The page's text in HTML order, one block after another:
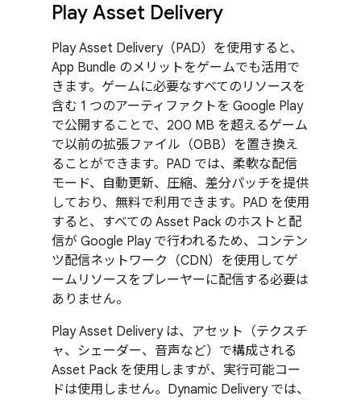
Play Asset Delivery
Play Asset Delivery（PAD）を使用すると、
App Bundle のメリットをゲームでも活用で
きます。ゲームに必要なすべてのリソースを
含む 1 つのアーティファクトを Google Play
で公開することで、200 MB を超えるゲーム
で以前の拡張ファイル（OBB）を置き換え
ることができます。PAD では、柔軟な配信
モード、自動更新、圧縮、差分パッチを提供
しており、無料で利用できます。PAD を使用
すると、すべての Asset Pack のホストと配
信が Google Play で行われるため、コンテン
ツ配信ネットワーク（CDN）を使用してゲ
ームリソースをプレーヤーに配信する必要は
ありません。
Play Asset Delivery は、アセット（テクスチ
ャ、シェーダー、音声など）で構成される
Asset Pack を使用しますが、実行可能コー
ドは使用しません。Dynamic Delivery では、